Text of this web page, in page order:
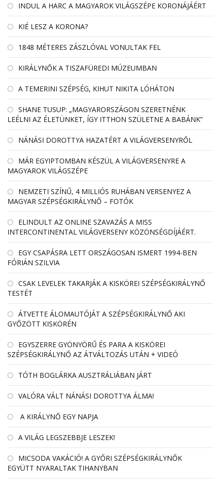
INDUL A HARC A MAGYAROK VILÁGSZÉPE KORONÁJÁÉRT
KIÉ LESZ A KORONA?
1848 MÉTERES ZÁSZLÓVAL VONULTAK FEL
KIRÁLYNŐK A TISZAFÜREDI MÚZEUMBAN
A TEMERINI SZÉPSÉG, KIHUT NIKITA LÓHÁTON
SHANE TUSUP: „MAGYARORSZÁGON SZERETNÉNK
LEÉLNI AZ ÉLETÜNKET, ÍGY ITTHON SZÜLETNE A BABÁNK”
NÁNÁSI DOROTTYA HAZATÉRT A VILÁGVERSENYRŐL
MÁR EGYIPTOMBAN KÉSZÜL A VILÁGVERSENYRE A
MAGYAROK VILÁGSZÉPE
NEMZETI SZÍNŰ, 4 MILLIÓS RUHÁBAN VERSENYEZ A
MAGYAR SZÉPSÉGKIRÁLYNŐ – FOTÓK
ELINDULT AZ ONLINE SZAVAZÁS A MISS
INTERCONTINENTAL VILÁGVERSENY KÖZÖNSÉGDÍJÁÉRT.
EGY CSAPÁSRA LETT ORSZÁGOSAN ISMERT 1994-BEN
FÓRIÁN SZILVIA
CSAK LEVELEK TAKARJÁK A KISKÖREI SZÉPSÉGKIRÁLYNŐ
TESTÉT
ÁTVETTE ÁLOMAUTÓJÁT A SZÉPSÉGKIRÁLYNŐ AKI
GYŐZÖTT KISKÖRÉN
EGYSZERRE GYÖNYÖRŰ ÉS PARA A KISKÖREI
SZÉPSÉGKIRÁLYNŐ AZ ÁTVÁLTOZÁS UTÁN + VIDEÓ
TÓTH BOGLÁRKA AUSZTRÁLIÁBAN JÁRT
VALÓRA VÁLT NÁNÁSI DOROTTYA ÁLMA!
A KIRÁLYNŐ EGY NAPJA
A VILÁG LEGSZEBBJE LESZEK!
MICSODA VAKÁCIÓ! A GYŐRI SZÉPSÉGKIRÁLYNŐK
EGYÜTT NYARALTAK TIHANYBAN